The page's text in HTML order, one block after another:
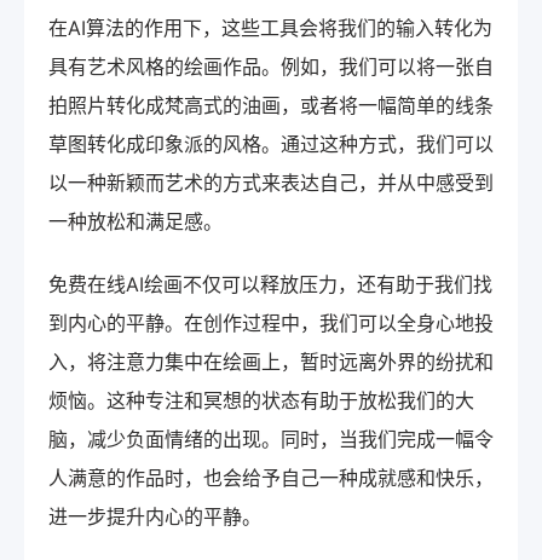
在AI算法的作用下，这些工具会将我们的输入转化为
具有艺术风格的绘画作品。例如，我们可以将一张自
拍照片转化成梵高式的油画，或者将一幅简单的线条
草图转化成印象派的风格。通过这种方式，我们可以
以一种新颖而艺术的方式来表达自己，并从中感受到
一种放松和满足感。
免费在线AI绘画不仅可以释放压力，还有助于我们找
到内心的平静。在创作过程中，我们可以全身心地投
入，将注意力集中在绘画上，暂时远离外界的纷扰和
烦恼。这种专注和冥想的状态有助于放松我们的大
脑，减少负面情绪的出现。同时，当我们完成一幅令
人满意的作品时，也会给予自己一种成就感和快乐，
进一步提升内心的平静。